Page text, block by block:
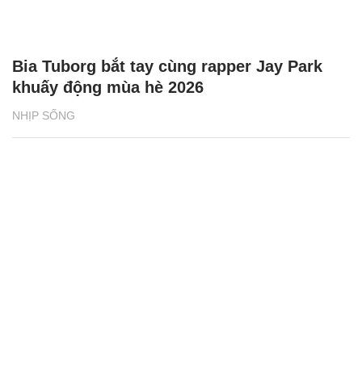
NHỊP SỐNG
Bia Tuborg bắt tay cùng rapper Jay Park
khuấy động mùa hè 2026